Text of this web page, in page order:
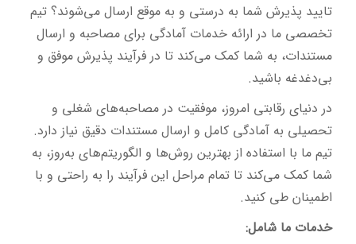
تایید پذیرش شما به درستی و به موقع ارسال می‌شوند؟ تیم
تخصصی ما در ارائه خدمات آمادگی برای مصاحبه و ارسال
مستندات، به شما کمک می‌کند تا در فرآیند پذیرش موفق و
بی‌دغدغه باشید.
در دنیای رقابتی امروز، موفقیت در مصاحبه‌های شغلی و
تحصیلی به آمادگی کامل و ارسال مستندات دقیق نیاز دارد.
تیم ما با استفاده از بهترین روش‌ها و الگوریتم‌های به‌روز، به
شما کمک می‌کند تا تمام مراحل این فرآیند را به راحتی و با
اطمینان طی کنید.
خدمات ما شامل: